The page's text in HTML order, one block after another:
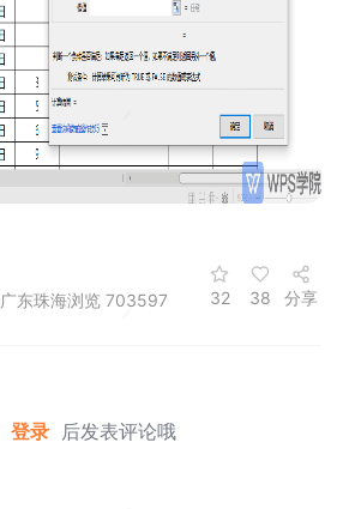
广东珠海浏览 703597 32 38 分享
登录 后发表评论哦